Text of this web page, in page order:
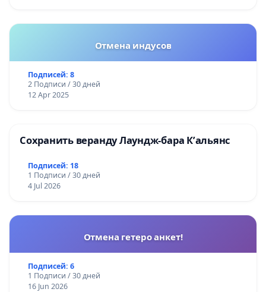
Отмена индусов
Подписей: 8
2 Подписи / 30 дней
12 Apr 2025
Сохранить веранду Лаундж-бара К’альянс
Подписей: 18
1 Подписи / 30 дней
4 Jul 2026
Отмена гетеро анкет!
Подписей: 6
1 Подписи / 30 дней
16 Jun 2026